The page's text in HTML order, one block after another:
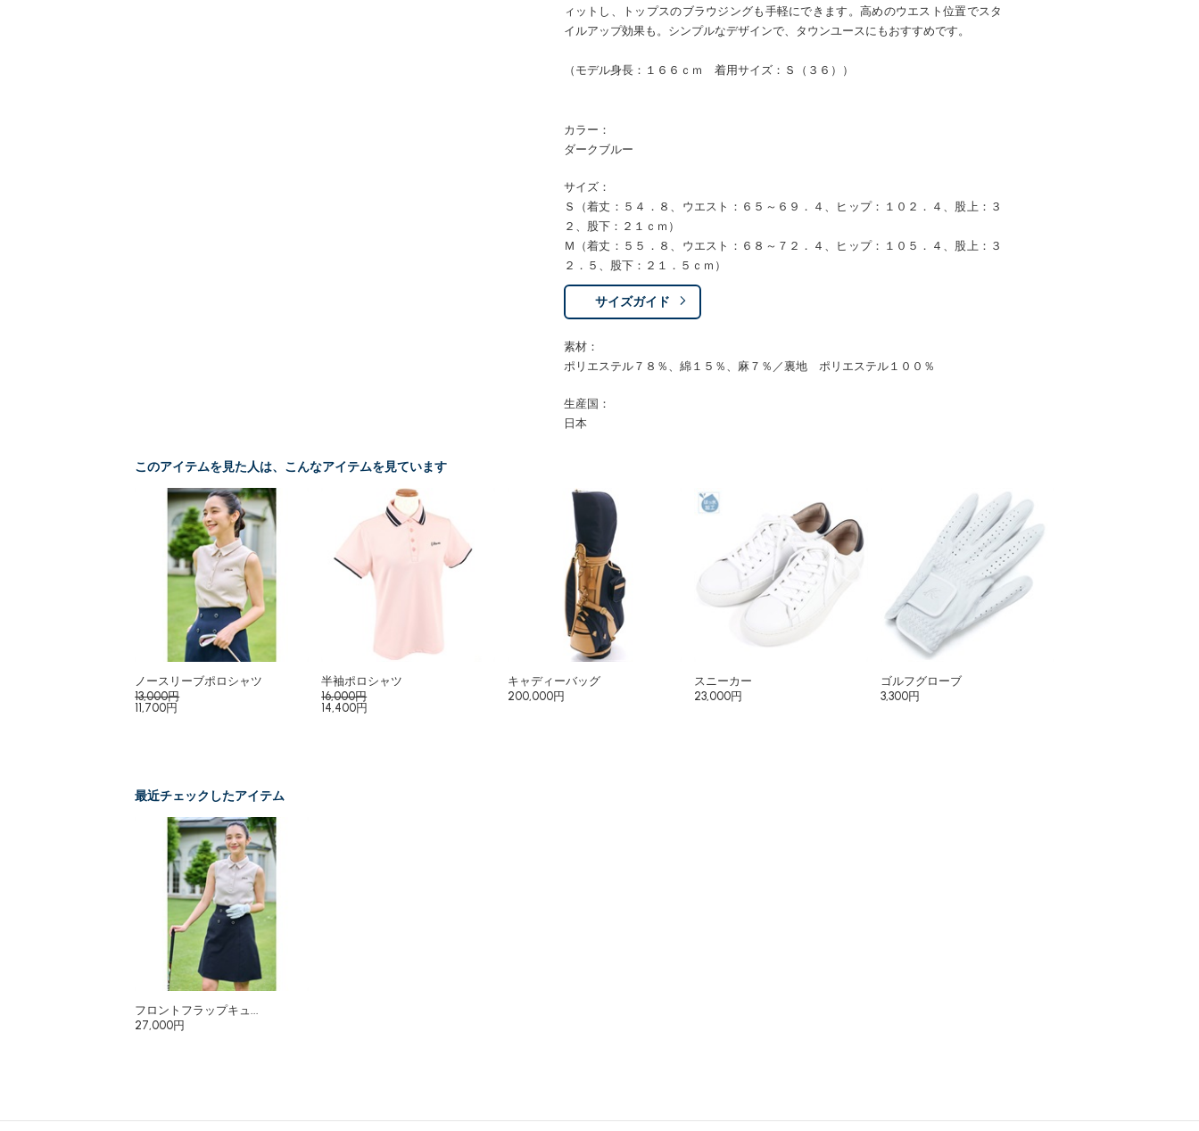
ィットし、トップスのブラウジングも手軽にできます。高めのウエスト位置でスタ
イルアップ効果も。シンプルなデザインで、タウンユースにもおすすめです。
（モデル身長：１６６ｃｍ 着用サイズ：Ｓ（３６））
カラー：
ダークブルー
サイズ：
Ｓ（着丈：５４．８、ウエスト：６５～６９．４、ヒップ：１０２．４、股上：３
２、股下：２１ｃｍ）
Ｍ（着丈：５５．８、ウエスト：６８～７２．４、ヒップ：１０５．４、股上：３
２．５、股下：２１．５ｃｍ）
サイズガイド
素材：
ポリエステル７８％、綿１５％、麻７％／裏地 ポリエステル１００％
生産国：
日本
このアイテムを見た人は、こんなアイテムを見ています
ノースリーブポロシャツ
13,000円
11,700円
半袖ポロシャツ
16,000円
14,400円
キャディーバッグ
200,000円
スニーカー
23,000円
ゴルフグローブ
3,300円
最近チェックしたアイテム
フロントフラップキュ...
27,000円